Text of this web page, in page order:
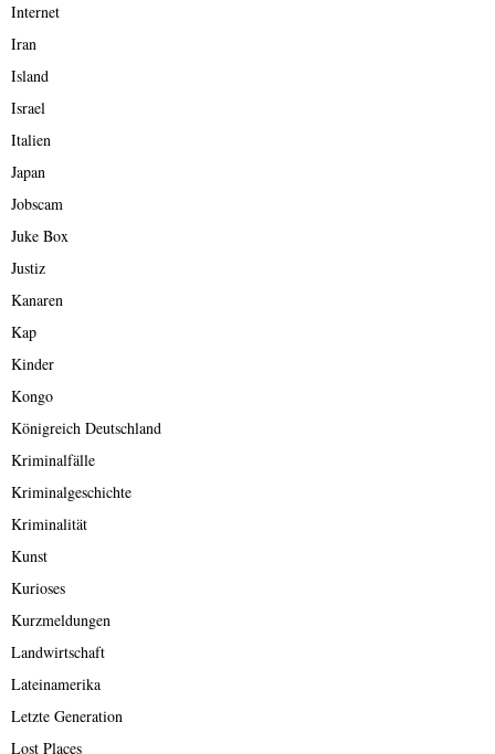
Internet
Iran
Island
Israel
Italien
Japan
Jobscam
Juke Box
Justiz
Kanaren
Kap
Kinder
Kongo
Königreich Deutschland
Kriminalfälle
Kriminalgeschichte
Kriminalität
Kunst
Kurioses
Kurzmeldungen
Landwirtschaft
Lateinamerika
Letzte Generation
Lost Places